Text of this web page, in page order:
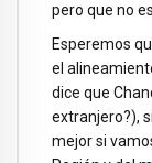
pero que no
Esperemos
el
dice que
extranjero?),
mejor si